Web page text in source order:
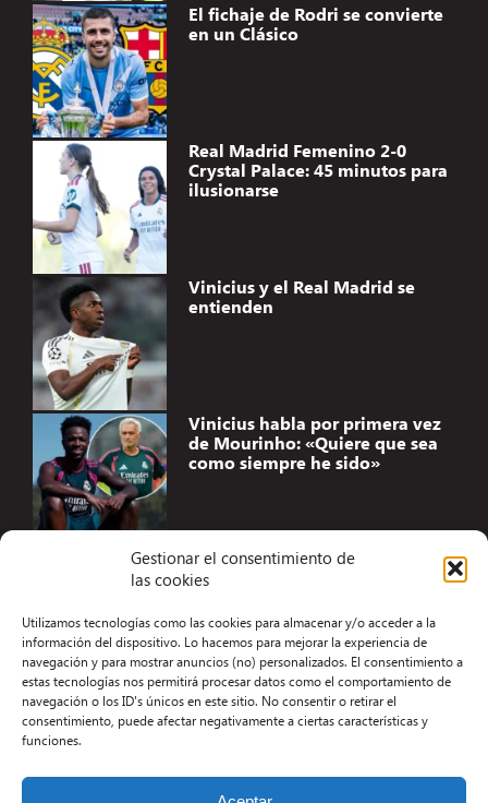
Gestionar el consentimiento de
las cookies
Utilizamos tecnologías como las cookies para almacenar y/o acceder a la
información del dispositivo. Lo hacemos para mejorar la experiencia de
navegación y para mostrar anuncios (no) personalizados. El consentimiento a
estas tecnologías nos permitirá procesar datos como el comportamiento de
navegación o los ID's únicos en este sitio. No consentir o retirar el
consentimiento, puede afectar negativamente a ciertas características y
funciones.
El fichaje de Rodri se convierte
en un Clásico
Real Madrid Femenino 2-0
Crystal Palace: 45 minutos para
ilusionarse
Vinicius y el Real Madrid se
entienden
Vinicius habla por primera vez
de Mourinho: «Quiere que sea
como siempre he sido»
Aviso Legal
Términos y condiciones
Política de privacidad
Contacto